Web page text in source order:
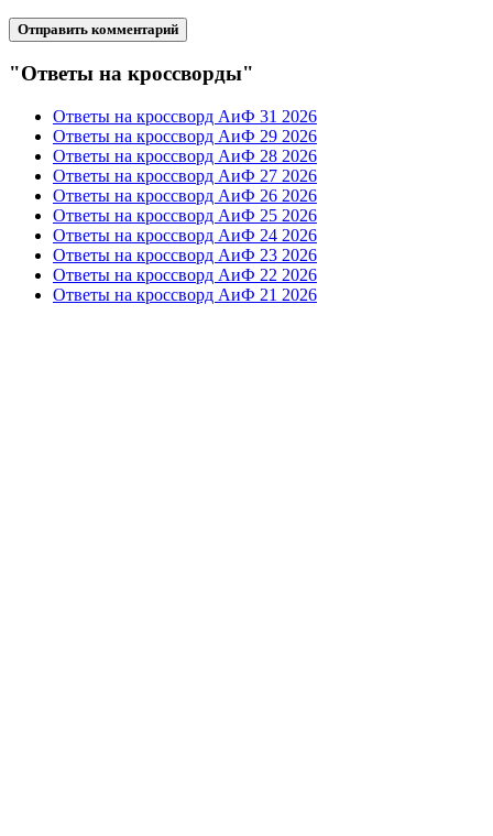
"Ответы на кроссворды"
Ответы на кроссворд АиФ 31 2026
Ответы на кроссворд АиФ 29 2026
Ответы на кроссворд АиФ 28 2026
Ответы на кроссворд АиФ 27 2026
Ответы на кроссворд АиФ 26 2026
Ответы на кроссворд АиФ 25 2026
Ответы на кроссворд АиФ 24 2026
Ответы на кроссворд АиФ 23 2026
Ответы на кроссворд АиФ 22 2026
Ответы на кроссворд АиФ 21 2026